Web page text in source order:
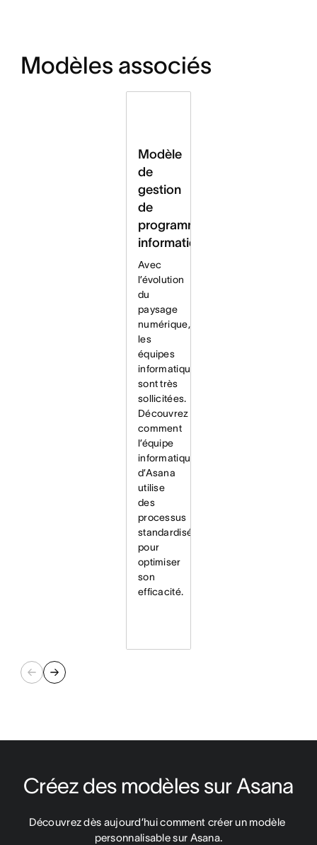
Modèles associés
Modèle
de
gestion
de
programme
informatique
Avec
l’évolution
du
paysage
numérique,
les
équipes
informatiques
sont très
sollicitées.
Découvrez
comment
l’équipe
informatique
d’Asana
utilise
des
processus
standardisés
pour
optimiser
son
efficacité.
Créez des modèles sur Asana
Découvrez dès aujourd’hui comment créer un modèle
personnalisable sur Asana.